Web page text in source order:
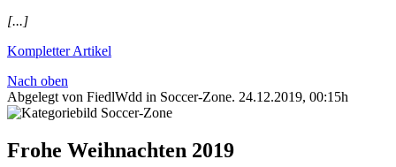
[...]
Kompletter Artikel
Nach oben
Abgelegt von FiedlWdd in Soccer-Zone. 24.12.2019, 00:15h
Frohe Weihnachten 2019